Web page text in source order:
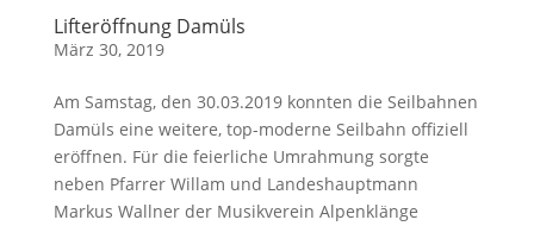
Lifteröffnung Damüls
März 30, 2019
Am Samstag, den 30.03.2019 konnten die Seilbahnen
Damüls eine weitere, top-moderne Seilbahn offiziell
eröffnen. Für die feierliche Umrahmung sorgte
neben Pfarrer Willam und Landeshauptmann
Markus Wallner der Musikverein Alpenklänge